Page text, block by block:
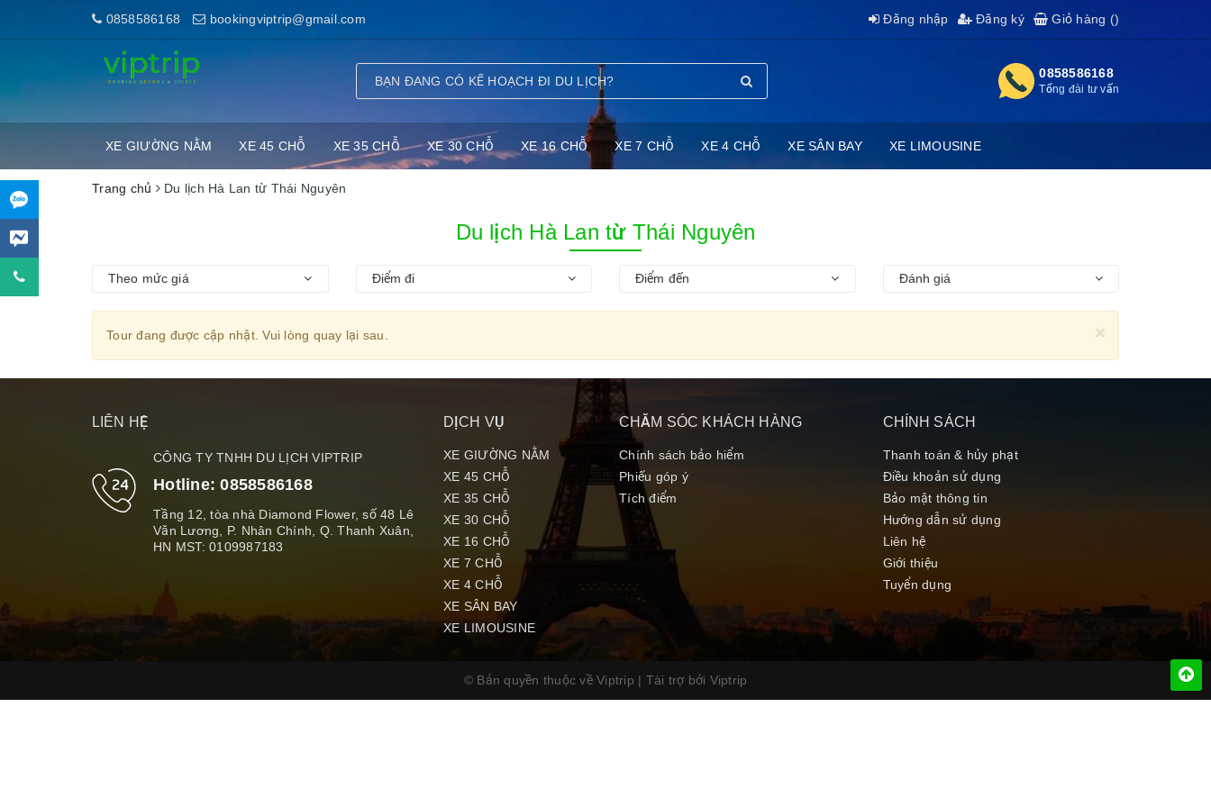
0858586168 bookingviptrip@gmail.com Giỏ hàng ()
Đăng nhập Đăng ký
0858586168
Tổng đài tư vấn
XE GIƯỜNG NẰM XE 45 CHỖ XE 35 CHỖ XE 30 CHỖ XE 16 CHỖ XE 7 CHỖ XE 4 CHỖ XE SÂN BAY XE LIMOUSINE
Trang chủ Du lịch Hà Lan từ Thái Nguyên
Du lịch Hà Lan từ Thái Nguyên
Theo mức giá Điểm đi Điểm đến Đánh giá
×
Tour đang được cập nhật. Vui lòng quay lại sau.
LIÊN HỆ
CÔNG TY TNHH DU LỊCH VIPTRIP
Hotline:0858586168
Tầng 12, tòa nhà Diamond Flower, số 48 Lê
Văn Lương, P. Nhân Chính, Q. Thanh Xuân,
HN MST: 0109987183
DỊCH VỤ
XE GIƯỜNG NẰM
XE 45 CHỖ
XE 35 CHỖ
XE 30 CHỖ
XE 16 CHỖ
XE 7 CHỖ
XE 4 CHỖ
XE SÂN BAY
XE LIMOUSINE
CHĂM SÓC KHÁCH HÀNG
Chính sách bảo hiểm
Phiếu góp ý
Tích điểm
CHÍNH SÁCH
Thanh toán & hủy phạt
Điều khoản sử dụng
Bảo mật thông tin
Hướng dẫn sử dụng
Liên hệ
Giới thiệu
Tuyển dụng
© Bản quyền thuộc về Viptrip | Tài trợ bởi Viptrip